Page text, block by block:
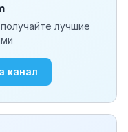
лучшие
канал